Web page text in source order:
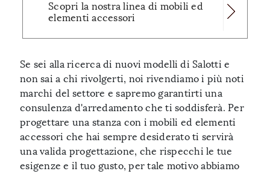
Scopri la nostra linea di mobili ed
elementi accessori
Se sei alla ricerca di nuovi modelli di Salotti e
non sai a chi rivolgerti, noi rivendiamo i più noti
marchi del settore e sapremo garantirti una
consulenza d'arredamento che ti soddisferà. Per
progettare una stanza con i mobili ed elementi
accessori che hai sempre desiderato ti servirà
una valida progettazione, che rispecchi le tue
esigenze e il tuo gusto, per tale motivo abbiamo